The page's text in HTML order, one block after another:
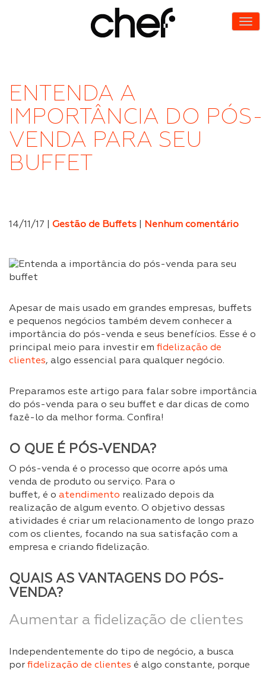
ENTENDA A
IMPORTÂNCIA DO PÓS-
VENDA PARA SEU
BUFFET
14/11/17 | Gestão de Buffets Nenhum comentário
Apesar de mais usado em grandes empresas, buffets
e pequenos negócios também devem conhecer a
importância do pós-venda e seus benefícios. Esse é o
principal meio para investir em fidelização de
clientes, algo essencial para qualquer negócio.
Preparamos este artigo para falar sobre importância
do pós-venda para o seu buffet e dar dicas de como
fazê-lo da melhor forma. Confira!
O QUE É PÓS-VENDA?
O pós-venda é o processo que ocorre após uma
venda de produto ou serviço. Para o
buffet, é o atendimento realizado depois da
realização de algum evento. O objetivo dessas
atividades é criar um relacionamento de longo prazo
com os clientes, focando na sua satisfação com a
empresa e criando fidelização.
QUAIS AS VANTAGENS DO PÓS-
VENDA?
Aumentar a fidelização de clientes
Independentemente do tipo de negócio, a busca
por fidelização de clientes é algo constante, porque